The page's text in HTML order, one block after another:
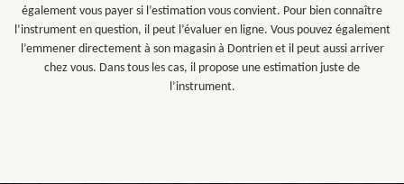
également vous payer si l’estimation vous convient. Pour bien connaître
l’instrument en question, il peut l’évaluer en ligne. Vous pouvez également
l’emmener directement à son magasin à Dontrien et il peut aussi arriver
chez vous. Dans tous les cas, il propose une estimation juste de
l’instrument.